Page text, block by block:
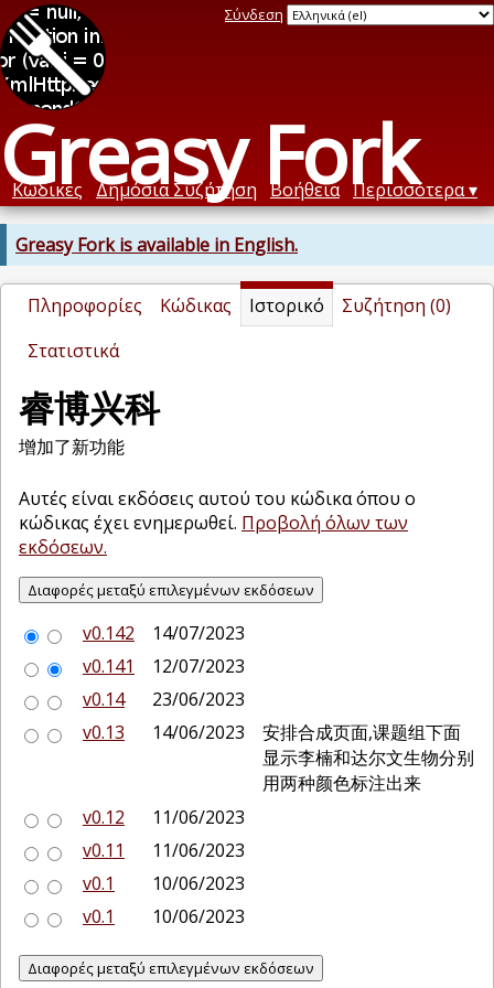
Greasy Fork
Σύνδεση
Κώδικες Δημόσια Συζήτηση Βοήθεια Περισσότερα
Greasy Fork is available in English.
Πληροφορίες Κώδικας Ιστορικό
Συζήτηση (0)
Στατιστικά
睿博兴科
增加了新功能
Αυτές είναι εκδόσεις αυτού του κώδικα όπου ο
κώδικας έχει ενημερωθεί. Προβολή όλων των
εκδόσεων.
v0.142
14/07/2023
v0.141
12/07/2023
v0.14
23/06/2023
v0.13
14/06/2023
安排合成页面,课题组下面
显示李楠和达尔文生物分别
用两种颜色标注出来
v0.12
11/06/2023
v0.11
11/06/2023
v0.1
10/06/2023
v0.1
10/06/2023